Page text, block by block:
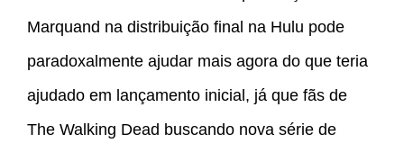
Marquand na distribuição final na Hulu pode
paradoxalmente ajudar mais agora do que teria
ajudado em lançamento inicial, já que fãs de
The Walking Dead buscando nova série de